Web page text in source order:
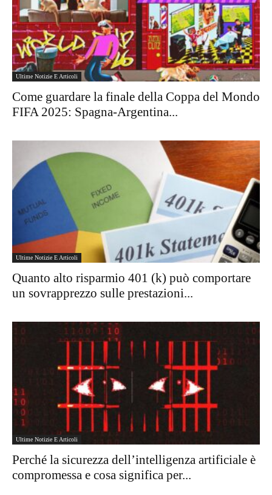
Ultime Notizie E Articoli
Come guardare la finale della Coppa del Mondo
FIFA 2025: Spagna-Argentina...
Ultime Notizie E Articoli
Quanto alto risparmio 401 (k) può comportare
un sovrapprezzo sulle prestazioni...
Ultime Notizie E Articoli
Perché la sicurezza dell’intelligenza artificiale è
compromessa e cosa significa per...